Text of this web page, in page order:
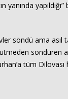
yanında
söndü ama asıl
söndüren
tüm Dilovası